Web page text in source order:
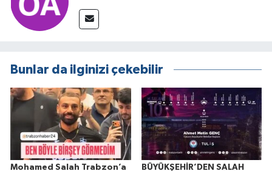
Bunlar da ilginizi çekebilir
Mohamed Salah Trabzon’a
BÜYÜKŞEHİR’DEN SALAH